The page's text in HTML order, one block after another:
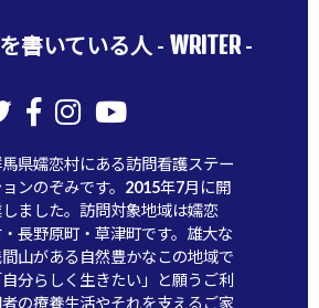
書いている人 - WRITER-
県嬬恋村にある訪問看護ステー
ョンのぞみです。2015年7月に開
ました。訪問対象地域は嬬恋
長野原町・草津町です。雄大な
山がある自然豊かなこの地域で
自分らしく生きたい」と願うご利
者の療養生活やそれを支えるご家